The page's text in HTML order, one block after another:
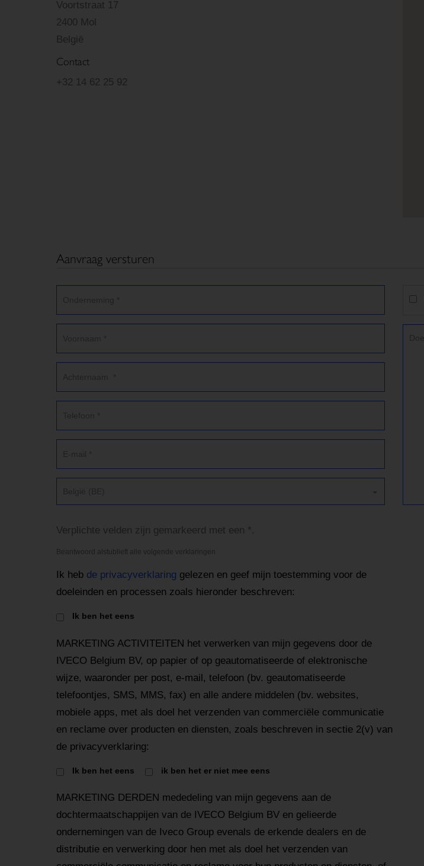
Voortstraat 17
2400 Mol
België
Contact
+32 14 62 25 92
Aanvraag versturen
Verplichte velden zijn gemarkeerd met een *.
Beantwoord alstublieft alle volgende verklaringen
Ik heb de privacyverklaring gelezen en geef mijn toestemming voor de
doeleinden en processen zoals hieronder beschreven:
Ik ben het eens
MARKETING ACTIVITEITEN het verwerken van mijn gegevens door de
IVECO Belgium BV, op papier of op geautomatiseerde of elektronische
wijze, waaronder per post, e-mail, telefoon (bv. geautomatiseerde
telefoontjes, SMS, MMS, fax) en alle andere middelen (bv. websites,
mobiele apps, met als doel het verzenden van commerciële communicatie
en reclame over producten en diensten, zoals beschreven in sectie 2(v) van
de privacyverklaring:
Ik ben het eens ik ben het er niet mee eens
MARKETING DERDEN mededeling van mijn gegevens aan de
dochtermaatschappijen van de IVECO Belgium BV en gelieerde
ondernemingen van de Iveco Group evenals de erkende dealers en de
distributie en verwerking door hen met als doel het verzenden van